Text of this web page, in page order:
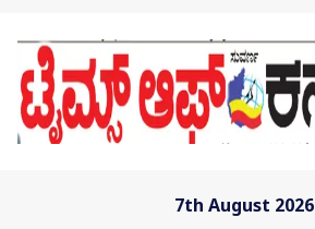
7th August 2026